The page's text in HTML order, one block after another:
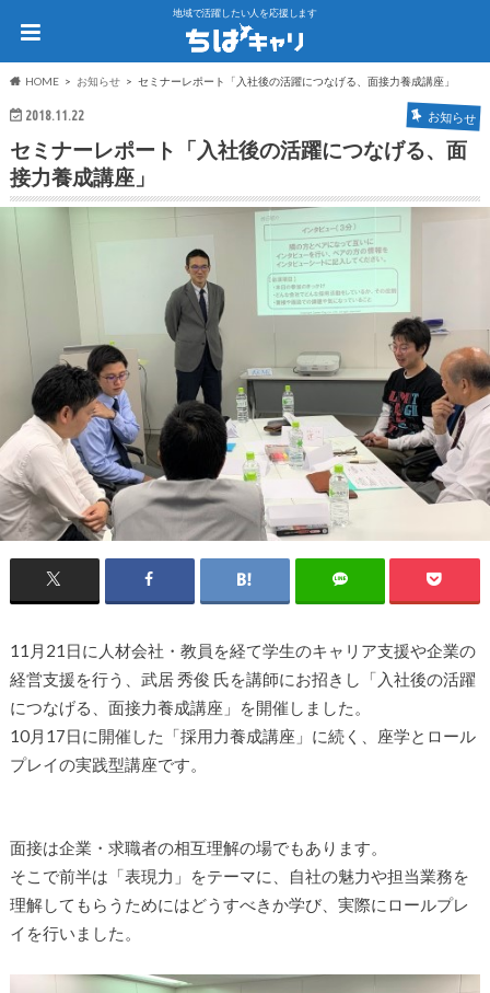
地域で活躍したい人を応援します
HOME お知らせ セミナーレポート「入社後の活躍につなげる、面接力養成講座」
2018.11.22 お知らせ
セミナーレポート「入社後の活躍につなげる、面
接力養成講座」
11月21日に人材会社・教員を経て学生のキャリア支援や企業の
経営支援を行う、武居 秀俊 氏を講師にお招きし「入社後の活躍
につなげる、面接力養成講座」を開催しました。
10月17日に開催した「採用力養成講座」に続く、座学とロール
プレイの実践型講座です。
面接は企業・求職者の相互理解の場でもあります。
そこで前半は「表現力」をテーマに、自社の魅力や担当業務を
理解してもらうためにはどうすべきか学び、実際にロールプレ
イを行いました。